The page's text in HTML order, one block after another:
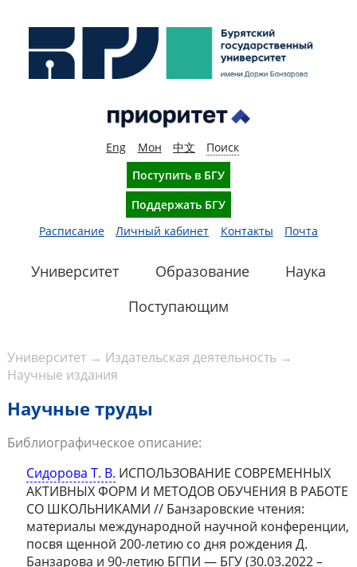
Eng Мон 中文
Поиск
Поступить в БГУ
Поддержать БГУ
Расписание
Личный кабинет Контакты Почта
Университет Образование
Наука
Поступающим
Университет→ Издательская деятельность→
Научные издания
Научные труды
Библиографическое описание:
Сидорова Т. В. ИСПОЛЬЗОВАНИЕ СОВРЕМЕННЫХ
АКТИВНЫХ ФОРМ И МЕТОДОВ ОБУЧЕНИЯ В РАБОТЕ
СО ШКОЛЬНИКАМИ // Банзаровские чтения:
материалы международной научной конференции,
посвя щенной 200-летию со дня рождения Д.
Банзарова и 90-летию БГПИ — БГУ (30.03.2022 –